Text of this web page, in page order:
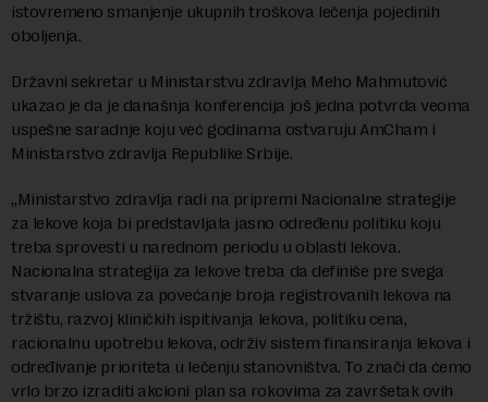
istovremeno smanjenje ukupnih troškova lečenja pojedinih
oboljenja.
Državni sekretar u Ministarstvu zdravlja Meho Mahmutović
ukazao je da je današnja konferencija još jedna potvrda veoma
uspešne saradnje koju već godinama ostvaruju AmCham i
Ministarstvo zdravlja Republike Srbije.
„Ministarstvo zdravlja radi na pripremi Nacionalne strategije
za lekove koja bi predstavljala jasno određenu politiku koju
treba sprovesti u narednom periodu u oblasti lekova.
Nacionalna strategija za lekove treba da definiše pre svega
stvaranje uslova za povećanje broja registrovanih lekova na
tržištu, razvoj kliničkih ispitivanja lekova, politiku cena,
racionalnu upotrebu lekova, održiv sistem finansiranja lekova i
određivanje prioriteta u lečenju stanovništva. To znači da ćemo
vrlo brzo izraditi akcioni plan sa rokovima za završetak ovih